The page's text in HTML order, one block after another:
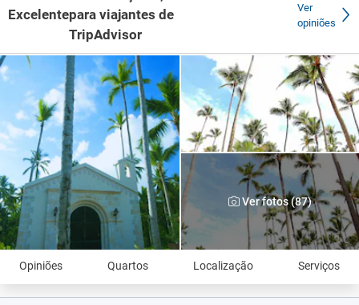
Excelente
Ver
opiniões
Ver fotos (87)
Opiniões Quartos Localização Serviços